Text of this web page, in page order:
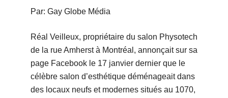
Par: Gay Globe Média
Réal Veilleux, propriétaire du salon Physotech
de la rue Amherst à Montréal, annonçait sur sa
page Facebook le 17 janvier dernier que le
célèbre salon d’esthétique déménageait dans
des locaux neufs et modernes situés au 1070,